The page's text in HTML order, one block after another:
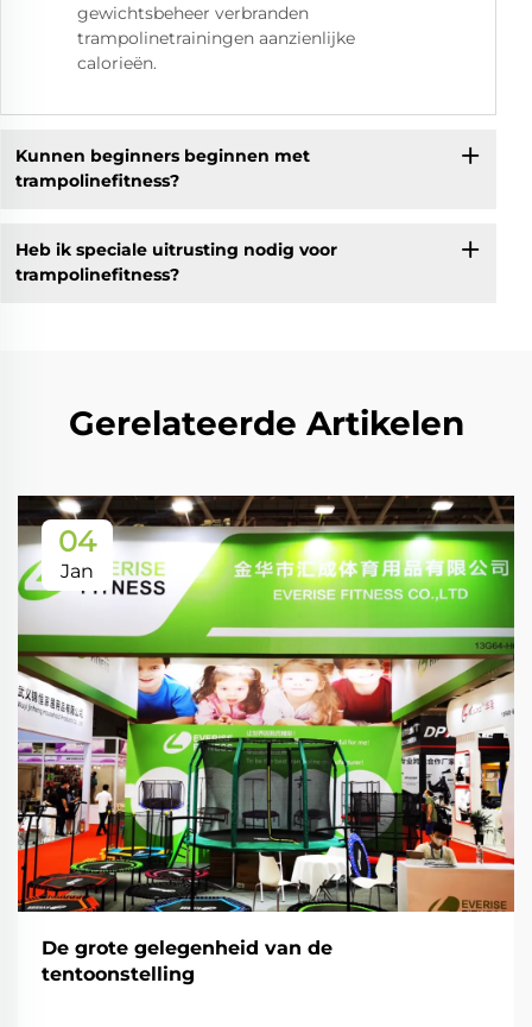
gewichtsbeheer verbranden
trampolinetrainingen aanzienlijke
calorieën.
Kunnen beginners beginnen met
trampolinefitness?
Heb ik speciale uitrusting nodig voor
trampolinefitness?
Gerelateerde Artikelen
04
Jan
De grote gelegenheid van de
tentoonstelling